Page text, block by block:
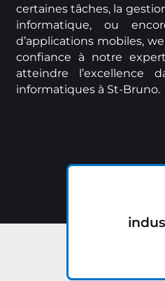
certaines tâches, la
informatique, ou
d’applications mobiles,
confiance à notre
atteindre l’excellence
informatiques à St-Bruno.